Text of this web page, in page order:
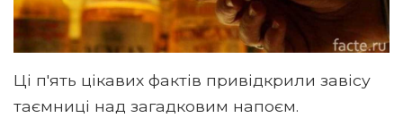
Ці п'ять цікавих фактів привідкрили завісу
таємниці над загадковим напоєм.